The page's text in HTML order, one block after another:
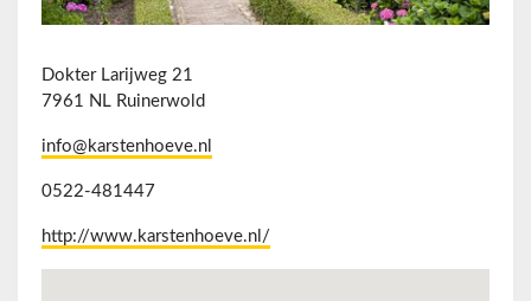
Dokter Larijweg 21
7961 NL Ruinerwold
info@karstenhoeve.nl
0522-481447
http://www.karstenhoeve.nl/